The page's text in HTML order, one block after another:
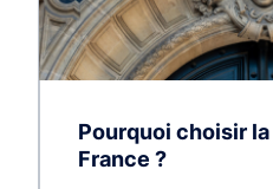
Pourquoi choisir la
France ?